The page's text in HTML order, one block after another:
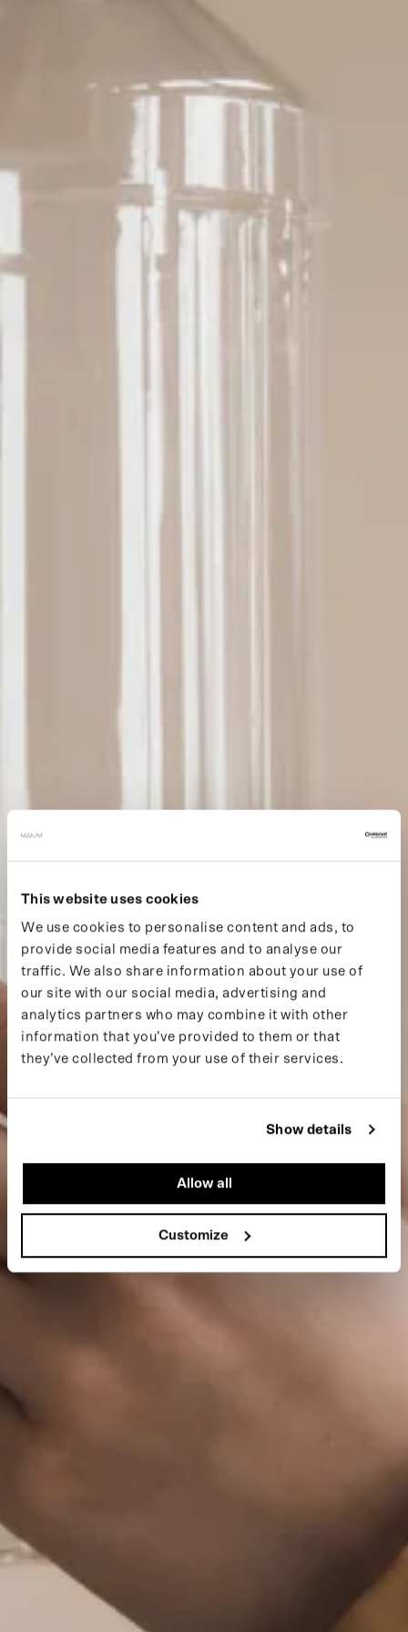
This website uses cookies
We use cookies to personalise content and ads, to
provide social media features and to analyse our
traffic. We also share information about your use of
our site with our social media, advertising and
analytics partners who may combine it with other
information that you’ve provided to them or that
they’ve collected from your use of their services.
Show details
Allow all
Customize